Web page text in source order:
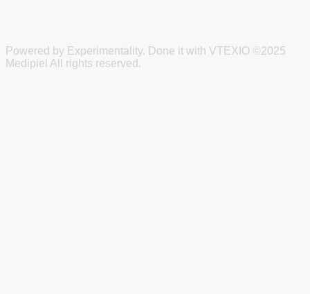
Powered by Experimentality. Done it with VTEXIO ©2025
Medipiel All rights reserved.